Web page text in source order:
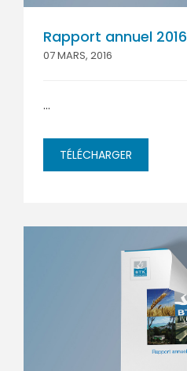
Rapport annuel 2016
07 MARS, 2016
...
TÉLÉCHARGER